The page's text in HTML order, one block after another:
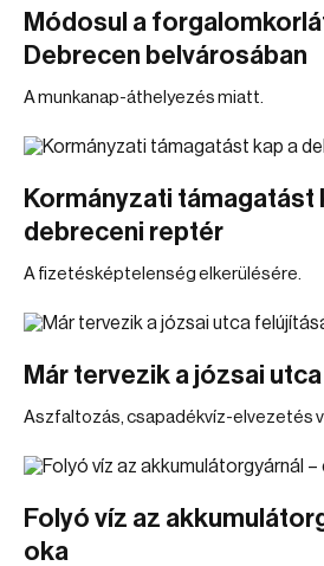
Módosul a
Debrecen belvárosában
A munkanap-áthelyezés miatt.
Kormányzati támagatást
debreceni reptér
A fizetésképtelenség elkerülésére.
Már tervezik a józsai
Aszfaltozás, csapadékvíz-elvezetés
Folyó víz az
oka